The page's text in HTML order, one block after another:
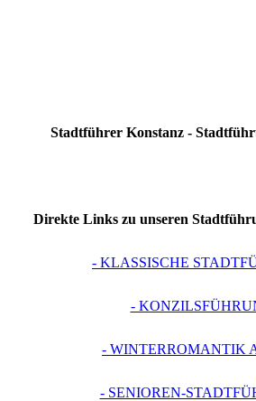
Stadtführer Konstanz -
Direkte Links zu unseren
- KLASSISCHE
-
- WINTERROMANTIK
- SENIOREN-